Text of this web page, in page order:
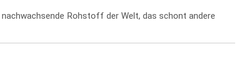
Rohstoff der Welt, das schont andere